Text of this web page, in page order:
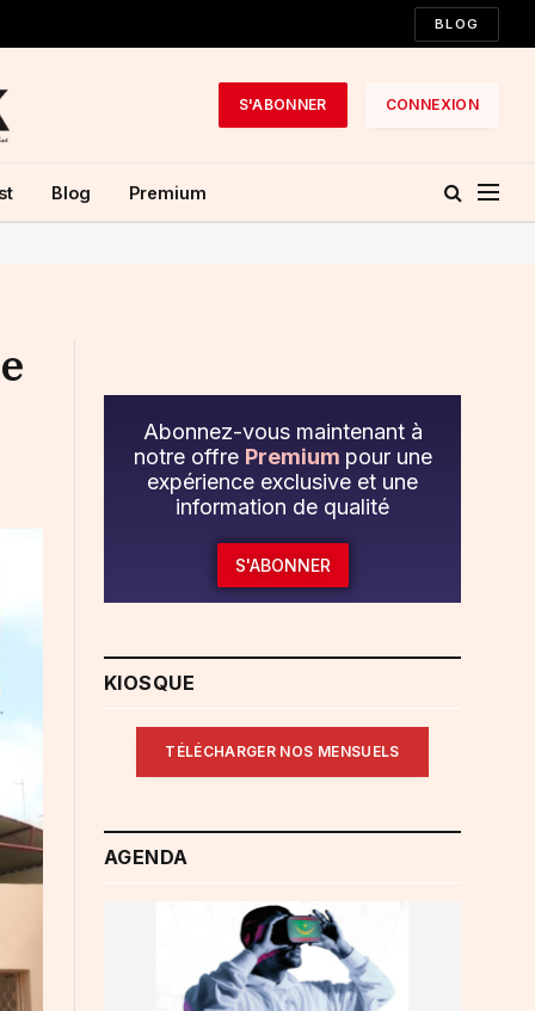
BLOG
S'ABONNER CONNEXION
Blog Premium
Abonnez-vous maintenant à
notre offre Premium pour une
expérience exclusive et une
information de qualité
S'ABONNER
KIOSQUE
TÉLÉCHARGER NOS MENSUELS
AGENDA